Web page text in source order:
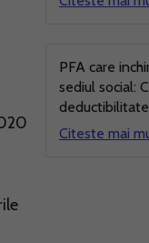
PFA care
sediul social:
deductibilitate
Citeste mai